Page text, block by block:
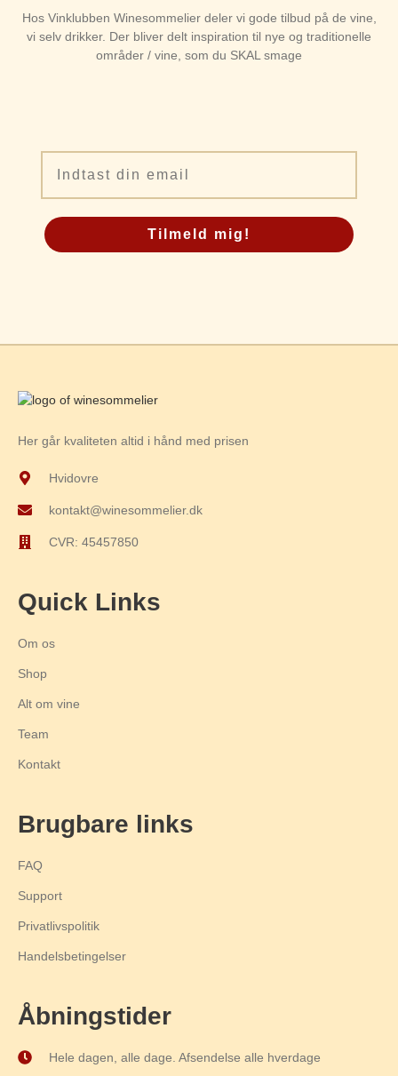
Hos Vinklubben Winesommelier deler vi gode tilbud på de vine,
vi selv drikker. Der bliver delt inspiration til nye og traditionelle
områder / vine, som du SKAL smage
Tilmeld mig!
Her går kvaliteten altid i hånd med prisen
Hvidovre
kontakt@winesommelier.dk
CVR: 45457850
Quick Links
Om os
Shop
Alt om vine
Team
Kontakt
Brugbare links
FAQ
Support
Privatlivspolitik
Handelsbetingelser
Åbningstider
Hele dagen, alle dage. Afsendelse alle hverdage